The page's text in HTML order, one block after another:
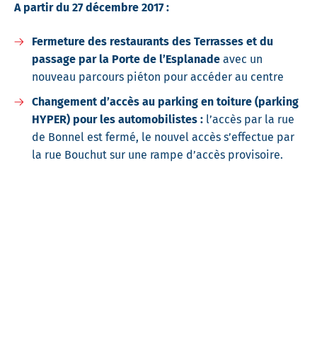
A partir du 27 décembre 2017 :
Fermeture des restaurants des Terrasses et du
passage par la Porte de l’Esplanade avec un
nouveau parcours piéton pour accéder au centre
Changement d’accès au parking en toiture (parking
HYPER) pour les automobilistes : l’accès par la rue
de Bonnel est fermé, le nouvel accès s’effectue par
la rue Bouchut sur une rampe d’accès provisoire.